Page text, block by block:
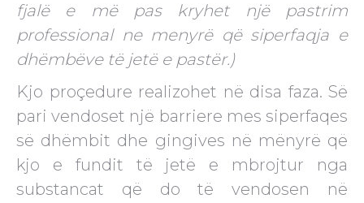
fjalë e më pas kryhet një pastrim
professional ne menyrë që siperfaqja e
dhëmbëve të jetë e pastër.)
Kjo proçedure realizohet në disa faza. Së
pari vendoset një barriere mes siperfaqes
së dhëmbit dhe gingives në mënyrë që
kjo e fundit të jetë e mbrojtur nga
substancat që do të vendosen në